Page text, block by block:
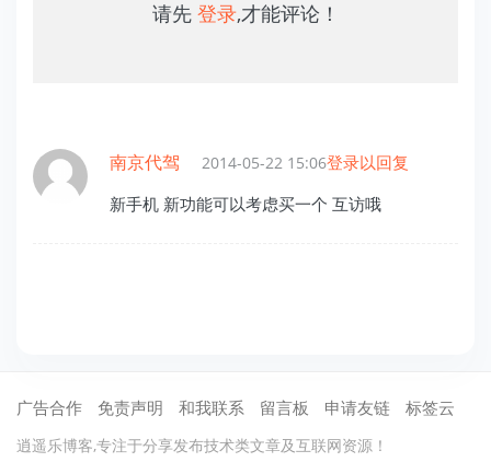
请先 登录,才能评论！
南京代驾 2014-05-22 15:06登录以回复
新手机 新功能可以考虑买一个 互访哦
广告合作 免责声明 和我联系 留言板 申请友链 标签云
逍遥乐博客,专注于分享发布技术类文章及互联网资源！